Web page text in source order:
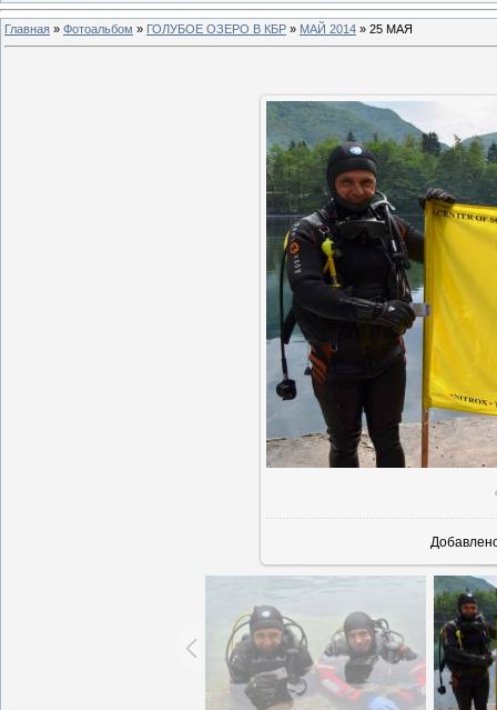
Главная » Фотоальбом » ГОЛУБОЕ ОЗЕРО В КБР » МАЙ 2014 » 25 МАЯ
В